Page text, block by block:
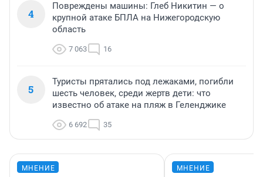
4
Повреждены машины: Глеб Никитин — о
крупной атаке БПЛА на Нижегородскую
область
7 063 16
5
Туристы прятались под лежаками, погибли
шесть человек, среди жертв дети: что
известно об атаке на пляж в Геленджике
6 692 35
МНЕНИЕ МНЕНИЕ